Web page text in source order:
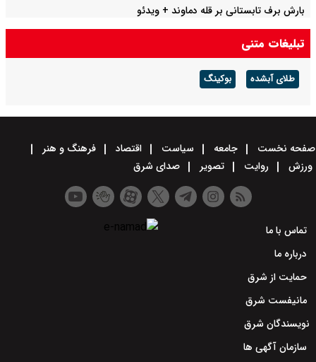
بارش برف تابستانی بر قله دماوند + ویدئو
تبلیغات متنی
طلای آبشده بوکینگ
صفحه نخست جامعه سیاست اقتصاد
فرهنگ و هنر
ورزش
روایت تصویر صدای شرق
تماس با ما
درباره ما
حمایت از شرق
مانیفست شرق
نویسندگان شرق
سازمان آگهی ها